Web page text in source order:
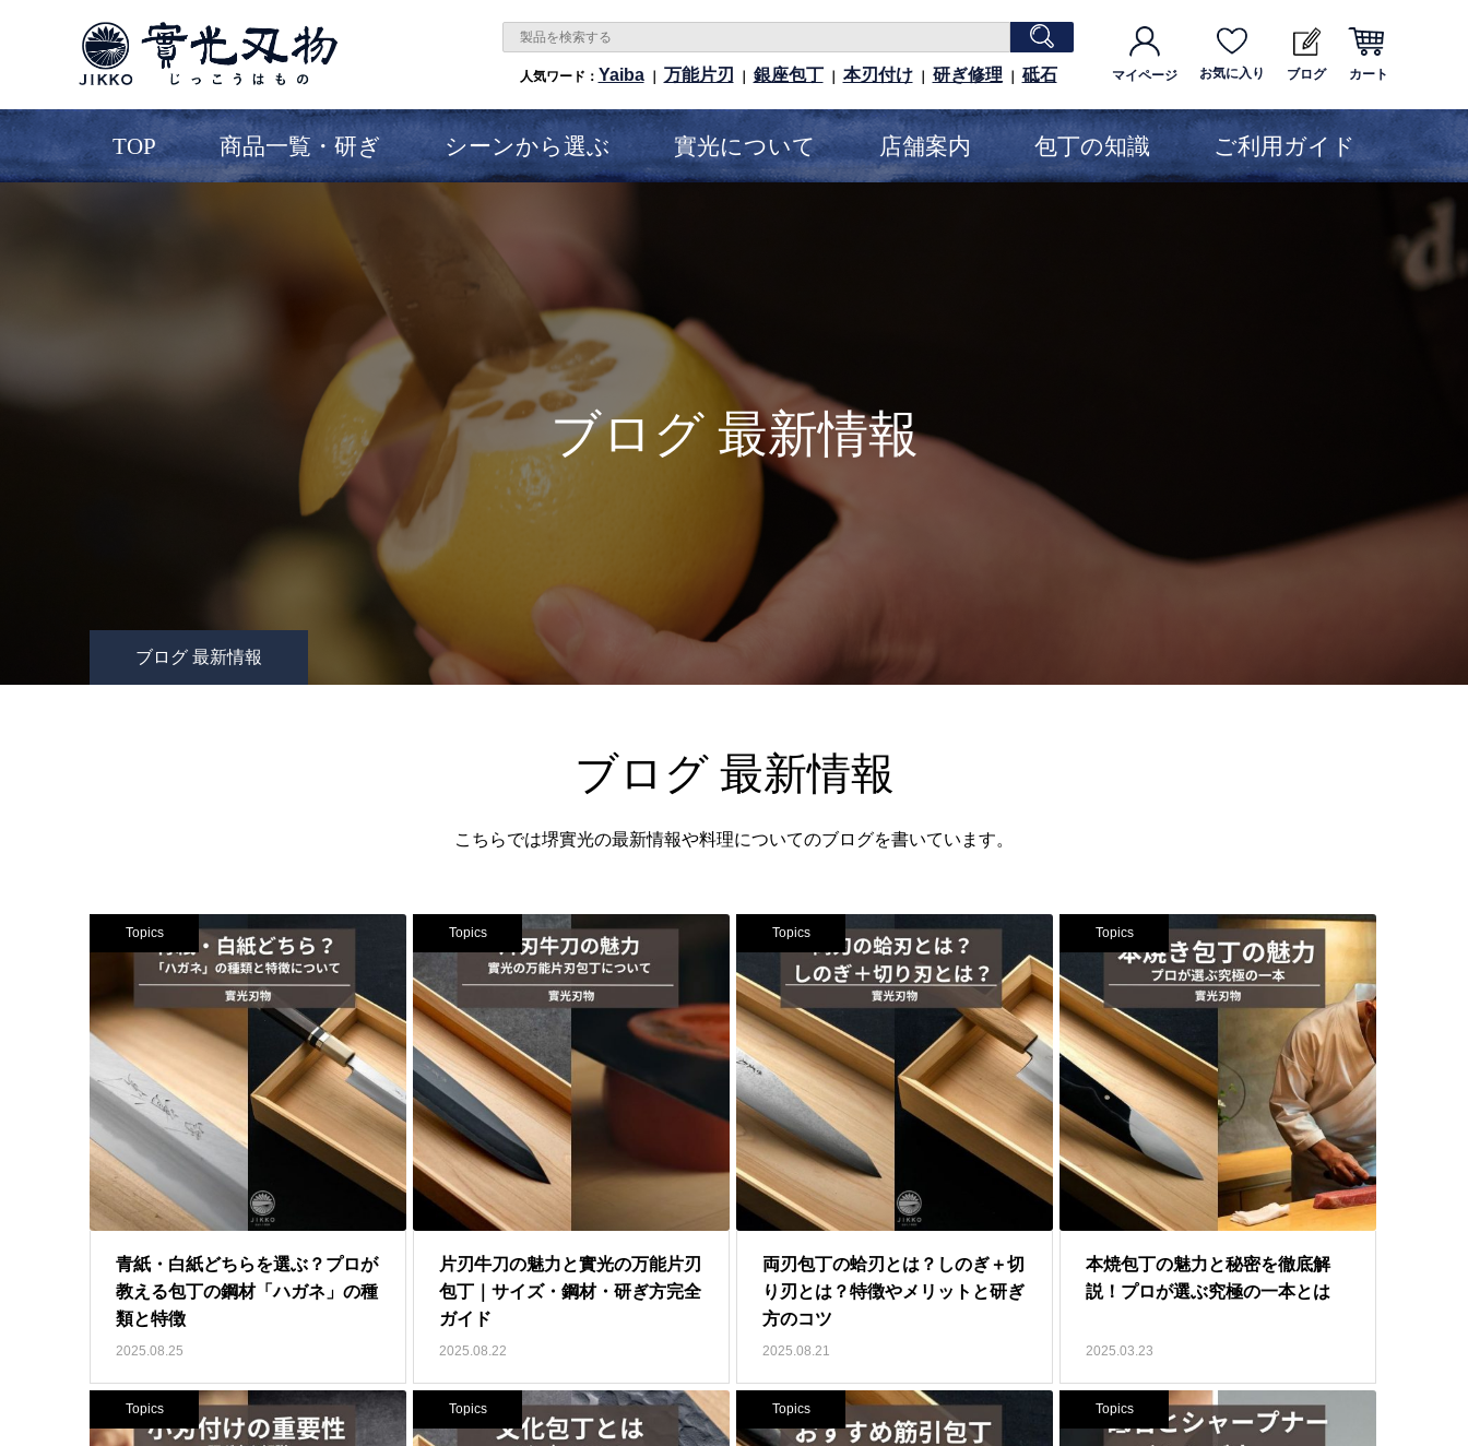
人気ワード： Yaiba｜ 万能片刃 銀座包丁 本刃付け｜ 研ぎ修理 砥石 マイページ お気に入り ブログ カート
TOP 商品一覧・研ぎ シーンから選ぶ 實光について 店舗案内 包丁の知識 ご利用ガイド
ブログ 最新情報
ブログ 最新情報
ブログ 最新情報
こちらでは堺實光の最新情報や料理についてのブログを書いています。
Topics
青紙・白紙どちらを選ぶ？プロが
教える包丁の鋼材「ハガネ」の種
類と特徴
2025.08.25
Topics
片刃牛刀の魅力と實光の万能片刃
包丁｜サイズ・鋼材・研ぎ方完全
ガイド
2025.08.22
Topics
両刃包丁の蛤刃とは？しのぎ＋切
り刃とは？特徴やメリットと研ぎ
方のコツ
2025.08.21
Topics
本焼包丁の魅力と秘密を徹底解
説！プロが選ぶ究極の一本とは
2025.03.23
Topics Topics Topics Topics